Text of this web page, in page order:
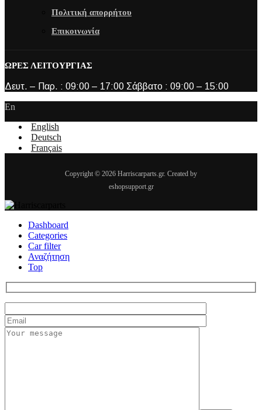
Πολιτική απορρήτου
Επικοινωνία
ΩΡΕΣ ΛΕΙΤΟΥΡΓΙΑΣ
Δευτ. – Παρ. : 09:00 – 17:00 Σάββατο : 09:00 – 15:00
En
English
Deutsch
Français
Copyright © 2026 Harriscarparts.gr. Created by
eshopsupport.gr
Dashboard
Categories
Car filter
Αναζήτηση
Top